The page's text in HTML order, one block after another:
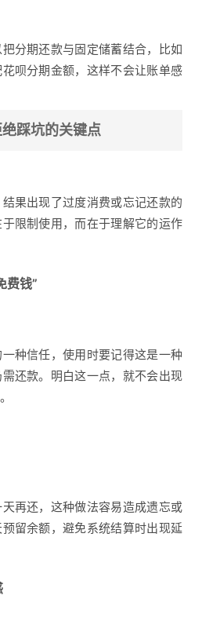
分期还款与固定储蓄结合，比如
花呗分期金额，这样不会让账单感
踩坑的关键点
果出现了过度消费或忘记还款的
限制使用，而在于理解它的运作
费钱”
种信任，使用时要记得这是一种
还款。明白这一点，就不会出现
再还，这种做法容易造成遗忘或
留余额，避免系统结算时出现延